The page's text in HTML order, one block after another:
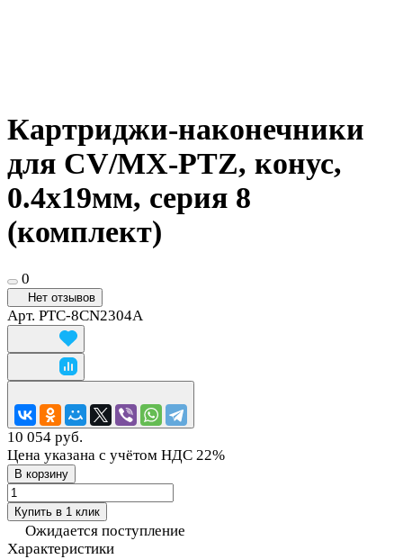
Картриджи-наконечники
для CV/MX-PTZ, конус,
0.4х19мм, серия 8
(комплект)
0
Нет отзывов
Арт. PTC-8CN2304A
10 054 руб.
Цена указана с учётом НДС 22%
В корзину
Купить в 1 клик
Ожидается поступление
Характеристики